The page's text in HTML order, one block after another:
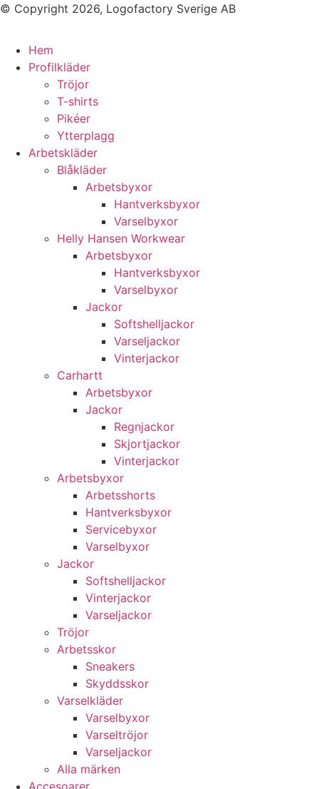
© Copyright 2026, Logofactory Sverige AB
Hem
Profilkläder
Tröjor
T-shirts
Pikéer
Ytterplagg
Arbetskläder
Blåkläder
Arbetsbyxor
Hantverksbyxor
Varselbyxor
Helly Hansen Workwear
Arbetsbyxor
Hantverksbyxor
Varselbyxor
Jackor
Softshelljackor
Varseljackor
Vinterjackor
Carhartt
Arbetsbyxor
Jackor
Regnjackor
Skjortjackor
Vinterjackor
Arbetsbyxor
Arbetsshorts
Hantverksbyxor
Servicebyxor
Varselbyxor
Jackor
Softshelljackor
Vinterjackor
Varseljackor
Tröjor
Arbetsskor
Sneakers
Skyddsskor
Varselkläder
Varselbyxor
Varseltröjor
Varseljackor
Alla märken